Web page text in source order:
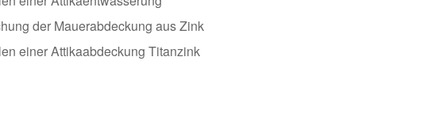
der Mauerabdeckung aus Zink
einer Attikaabdeckung Titanzink